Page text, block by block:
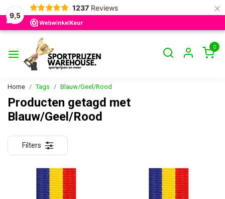
9,5
1237 Reviews ×
0
Home Tags Blauw/Geel/Rood
Producten getagd met
Blauw/Geel/Rood
Filters